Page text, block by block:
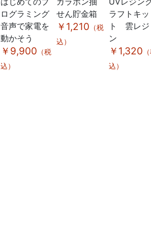
ログラミング
音声で家電を
動かそう
￥9,900 （税
込）
せん貯金箱
￥1,210 （税
込）
ラフトキッ
ト 雲レジ
ン
￥1,320
込）